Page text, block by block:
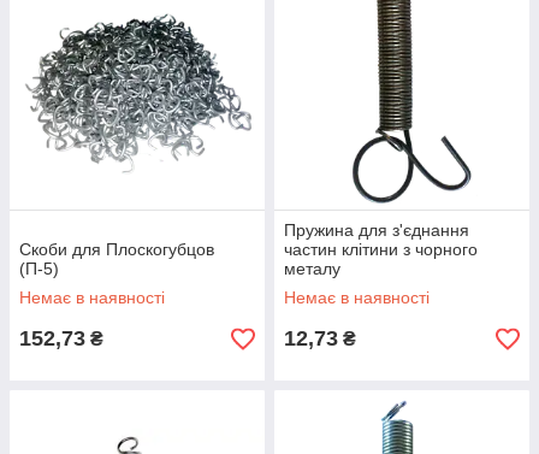
Скоби для Плоскогубцов
(П-5)
Немає в наявності
152,73 ₴
Пружина для з'єднання
частин клітини з чорного
металу
Немає в наявності
12,73 ₴